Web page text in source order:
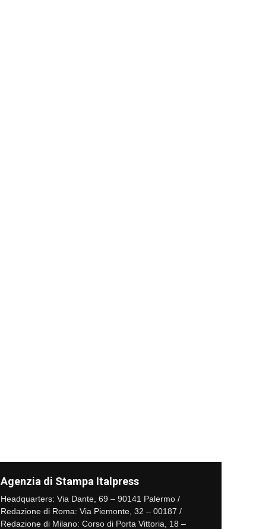
Agenzia di Stampa Italpress
Headquarters: Via Dante, 69 – 90141 Palermo /
Redazione di Roma: Via Piemonte, 32 – 00187 /
Redazione di Milano: Corso di Porta Vittoria, 18 –